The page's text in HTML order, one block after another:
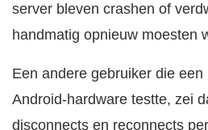
server bleven crashen of
handmatig opnieuw moesten
Een andere gebruiker die
Android-hardware testte, zei
disconnects en reconnects